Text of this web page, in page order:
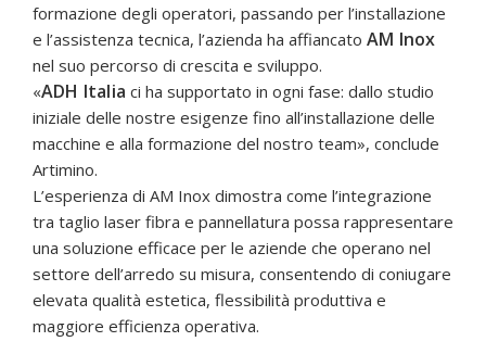
formazione degli operatori, passando per l’installazione
e l’assistenza tecnica, l’azienda ha affiancato AM Inox
nel suo percorso di crescita e sviluppo.
«ADH Italia ci ha supportato in ogni fase: dallo studio
iniziale delle nostre esigenze fino all’installazione delle
macchine e alla formazione del nostro team», conclude
Artimino.
L’esperienza di AM Inox dimostra come l’integrazione
tra taglio laser fibra e pannellatura possa rappresentare
una soluzione efficace per le aziende che operano nel
settore dell’arredo su misura, consentendo di coniugare
elevata qualità estetica, flessibilità produttiva e
maggiore efficienza operativa.